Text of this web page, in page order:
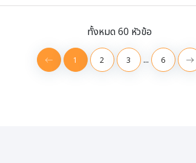
ทั้งหมด 60 หัวข้อ
1 2 3 ... 6